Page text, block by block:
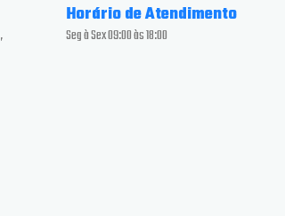
Horário de Atendimento
Seg à Sex 09:00 às 18:00